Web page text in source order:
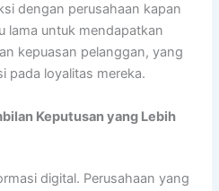
dengan perusahaan kapan
lama untuk mendapatkan
kepuasan pelanggan, yang
pada loyalitas mereka.
Keputusan yang Lebih
digital. Perusahaan yang